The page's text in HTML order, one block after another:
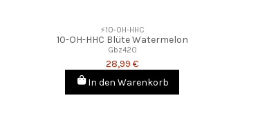
⚡10-OH-HHC
10-OH-HHC Blüte Watermelon
Gbz420
28,99 €
In den Warenkorb